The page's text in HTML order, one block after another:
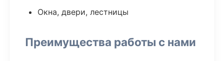
Окна, двери, лестницы
Преимущества работы с нами